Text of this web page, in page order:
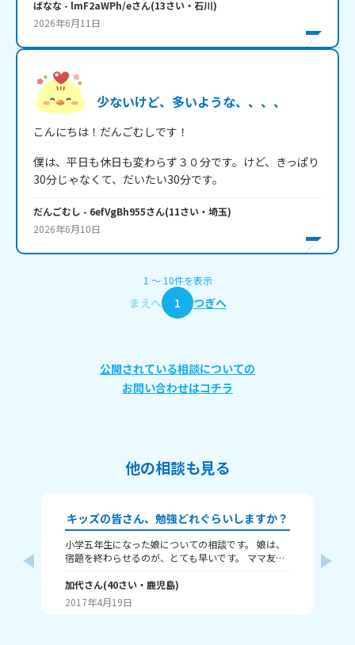
ばなな - lmF2aWPh/eさん(13さい・ 石川)
2026年6月11日
少ないけど、多いような、、、、
こんにちは！だんごむしです！
僕は、平日も休日も変わらず３０分です。けど、きっぱり
だんごむし - 6efVgBh955さん(11さい・ 埼玉)
2026年6月10日
1 〜 10件を表示
まえへ 1 つぎへ
公開されている相談についての
お問い合わせはコチラ
他の相談も見る
キッズの皆さん、勉強どれぐらいしますか？
小学五年生になった娘についての相談です。 娘は、
宿題を終わらせるのが、とても早いです。 ママ友に
かかるそうです。 でも、娘は、10分～20分ですんで
います。 ちゃんとやったのか聞いても、ちゃんとや
ったと言います。 その宿題は、日記、漢字、宅習の
加代さん(40さい・ 鹿児島)
2017年4月19日